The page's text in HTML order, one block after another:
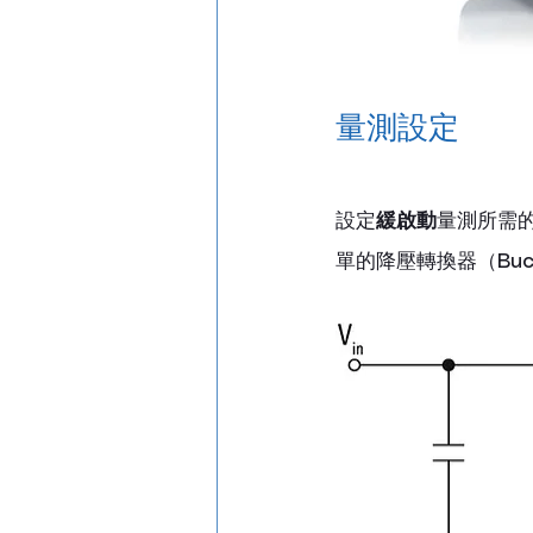
量測設定
設定緩啟動量測所需
單的降壓轉換器（